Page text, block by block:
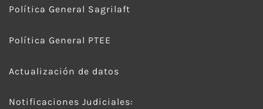
Política General Sagrilaft
Política General PTEE
Actualización de datos
Notificaciones Judiciales: